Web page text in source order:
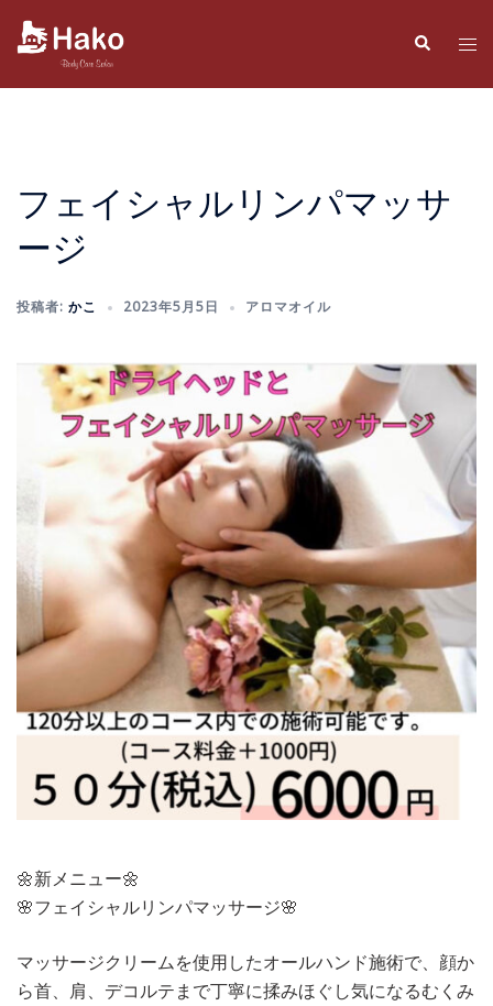
検
索
ト
フェイシャルリンパマッサ
ージ
投稿者: かこ 2023年5月5日 アロマオイル
🌼新メニュー🌼
🌸フェイシャルリンパマッサージ🌸
マッサージクリームを使用したオールハンド施術で、顔か
ら首、肩、デコルテまで丁寧に揉みほぐし気になるむくみ